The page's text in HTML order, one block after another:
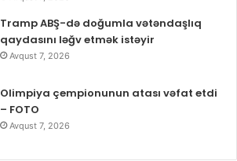
Tramp ABŞ-də doğumla vətəndaşlıq
qaydasını ləğv etmək istəyir
Avqust 7, 2026
Olimpiya çempionunun atası vəfat etdi
– FOTO
Avqust 7, 2026